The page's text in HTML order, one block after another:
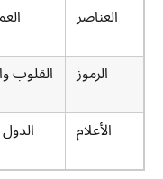
العناصر
الرموز
القلوب
الأعلام